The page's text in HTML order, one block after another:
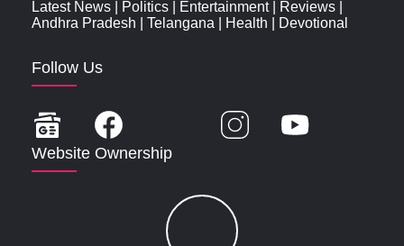
Latest News Politics Entertainment| Reviews
Andhra Pradesh
Telangana Health Devotional
Follow Us
Website Ownership